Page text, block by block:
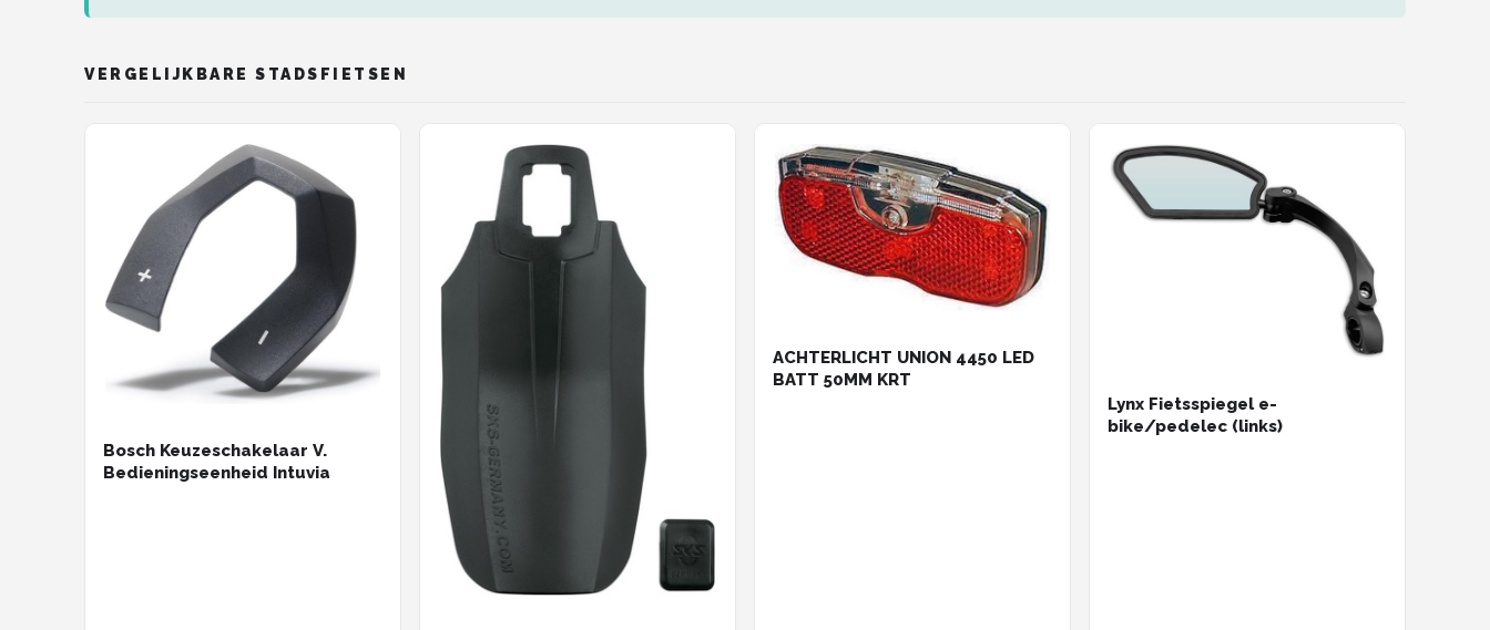
VERGELIJKBARE STADSFIETSEN
Bosch Keuzeschakelaar V.
Bedieningseenheid Intuvia
ACHTERLICHT UNION 4450 LED
BATT 50MM KRT
Lynx Fietsspiegel e-
bike/pedelec (links)